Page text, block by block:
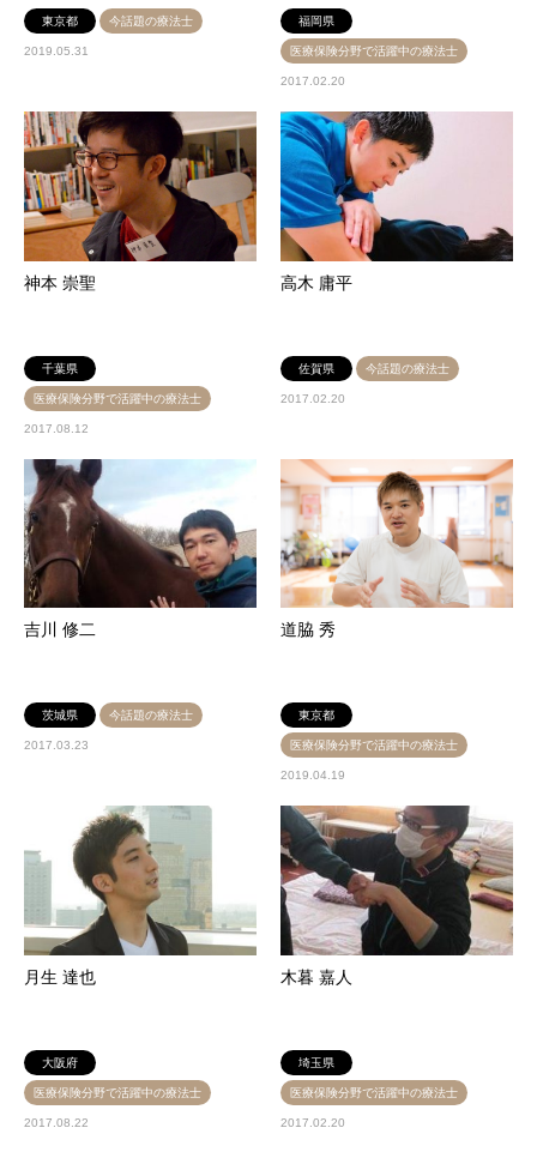
東京都 今話題の療法士
2019.05.31
福岡県
医療保険分野で活躍中の療法士
2017.02.20
神本 崇聖
千葉県
医療保険分野で活躍中の療法士
2017.08.12
高木 庸平
佐賀県 今話題の療法士
2017.02.20
吉川 修二
茨城県 今話題の療法士
2017.03.23
道脇 秀
東京都
医療保険分野で活躍中の療法士
2019.04.19
月生 達也
大阪府
医療保険分野で活躍中の療法士
2017.08.22
木暮 嘉人
埼玉県
医療保険分野で活躍中の療法士
2017.02.20